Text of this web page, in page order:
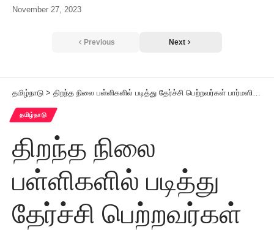
November 27, 2023
Previous Next
தமிழ்நாடு > திறந்த நிலை பள்ளிகளில் படித்து தேர்ச்சி பெற்றவர்கள் பார்மஸி படிப்புகளில் சேரலாம்
தமிழ்நாடு
திறந்த நிலை
பள்ளிகளில் படித்து
தேர்ச்சி பெற்றவர்கள்